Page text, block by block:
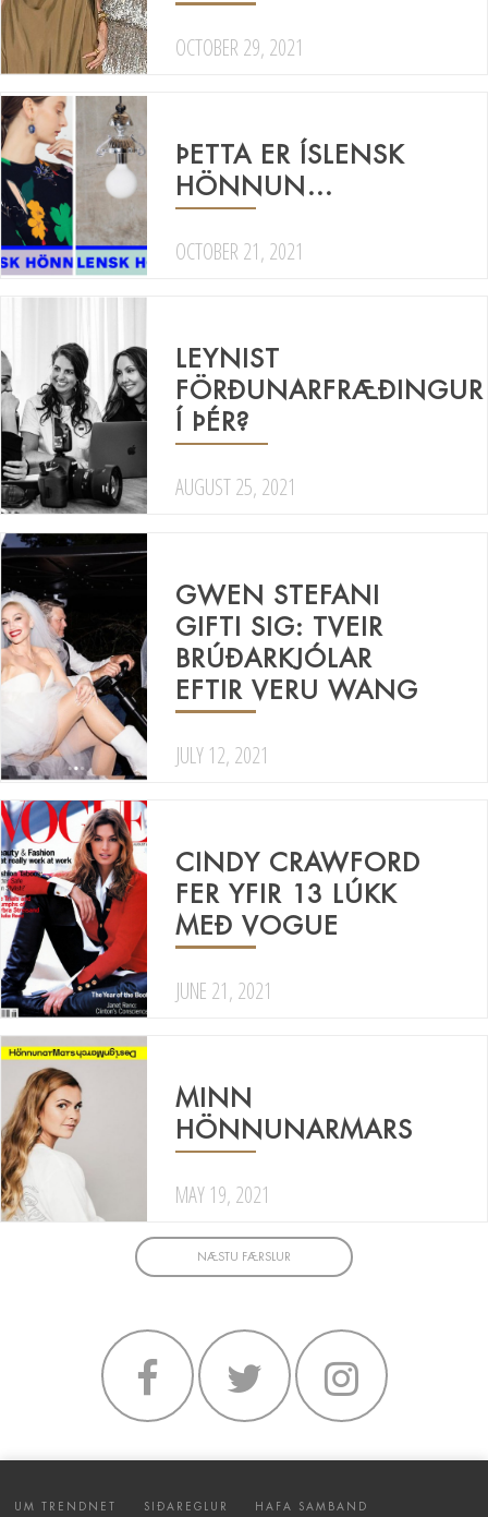
OCTOBER 29, 2021
ÞETTA ER ÍSLENSK
HÖNNUN…
OCTOBER 21, 2021
LEYNIST
FÖRÐUNARFRÆÐINGUR
Í ÞÉR?
AUGUST 25, 2021
GWEN STEFANI
GIFTI SIG: TVEIR
BRÚÐARKJÓLAR
EFTIR VERU WANG
JULY 12, 2021
CINDY CRAWFORD
FER YFIR 13 LÚKK
MEÐ VOGUE
JUNE 21, 2021
MINN
HÖNNUNARMARS
MAY 19, 2021
NÆSTU FÆRSLUR
UM TRENDNET SIÐAREGLUR HAFA SAMBAND